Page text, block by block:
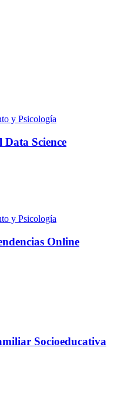
y Psicología
Science
y Psicología
Online
Socioeducativa